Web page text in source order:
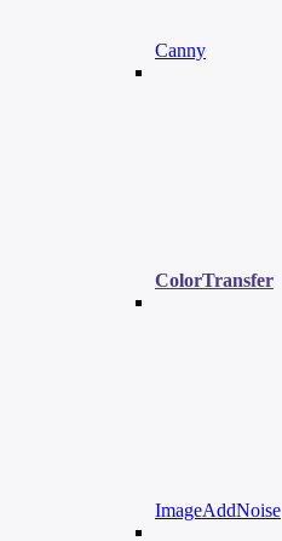
Canny
ColorTransfer
ImageAddNoise